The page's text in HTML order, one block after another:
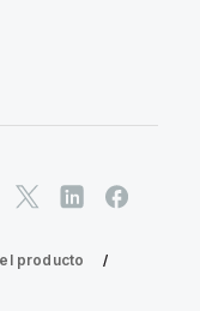
producto